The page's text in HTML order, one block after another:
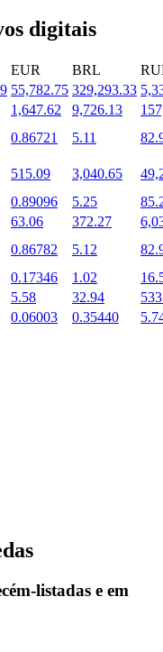
de BTR
digitais
EUR BRL
55,782.75 329,293.33
1,647.62 9,726.13
0.86721 5.11
515.09 3,040.65
0.89096 5.25
63.06 372.27
0.86782 5.12
0.17346 1.02
5.58 32.94
0.06003 0.35440
listadas e em